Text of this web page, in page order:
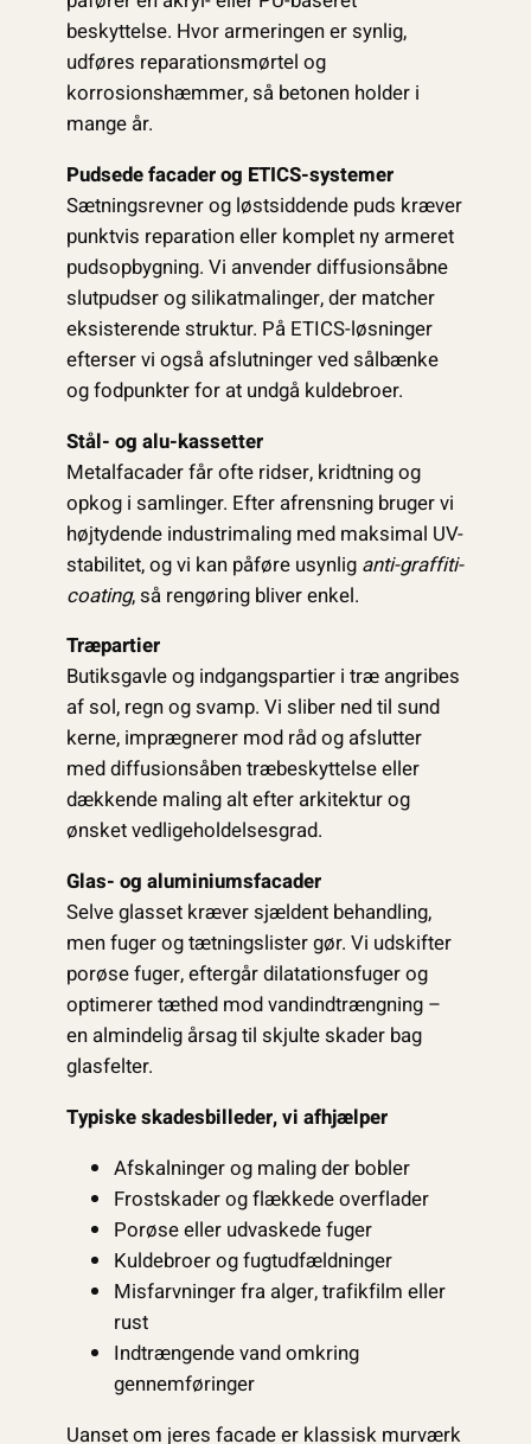
beskyttelse. Hvor armeringen er synlig,
udføres reparationsmørtel og
korrosionshæmmer, så betonen holder i
mange år.
Pudsede facader og ETICS-systemer
Sætningsrevner og løstsiddende puds kræver
punktvis reparation eller komplet ny armeret
pudsopbygning. Vi anvender diffusionsåbne
slutpudser og silikatmalinger, der matcher
eksisterende struktur. På ETICS-løsninger
efterser vi også afslutninger ved sålbænke
og fodpunkter for at undgå kuldebroer.
Stål- og alu-kassetter
Metalfacader får ofte ridser, kridtning og
opkog i samlinger. Efter afrensning bruger vi
højtydende industrimaling med maksimal UV-
stabilitet, og vi kan påføre usynlig anti-graffiti-
coating, så rengøring bliver enkel.
Træpartier
Butiksgavle og indgangspartier i træ angribes
af sol, regn og svamp. Vi sliber ned til sund
kerne, imprægnerer mod råd og afslutter
med diffusionsåben træbeskyttelse eller
dækkende maling alt efter arkitektur og
ønsket vedligeholdelsesgrad.
Glas- og aluminiumsfacader
Selve glasset kræver sjældent behandling,
men fuger og tætningslister gør. Vi udskifter
porøse fuger, eftergår dilatationsfuger og
optimerer tæthed mod vandindtrængning –
en almindelig årsag til skjulte skader bag
glasfelter.
Typiske skadesbilleder, vi afhjælper
Afskalninger og maling der bobler
Frostskader og flækkede overflader
Porøse eller udvaskede fuger
Kuldebroer og fugtudfældninger
Misfarvninger fra alger, trafikfilm eller
rust
Indtrængende vand omkring
gennemføringer
Uanset om jeres facade er klassisk murværk